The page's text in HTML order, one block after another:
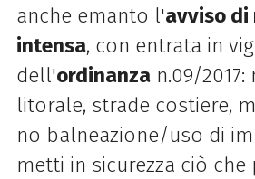
anche emanto l'avviso di
intensa, con entrata in
dell'ordinanzan.09/2017:
litorale, strade costiere,
no balneazione/uso di
metti in sicurezza ciò che